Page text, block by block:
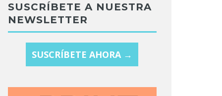
SUSCRÍBETE A NUESTRA
NEWSLETTER
SUSCRÍBETE AHORA →